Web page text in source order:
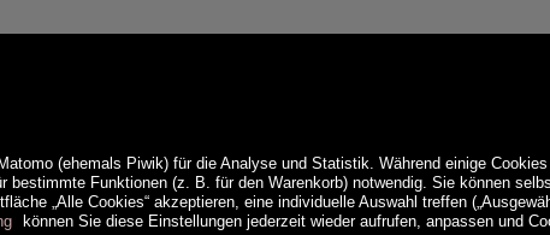
(ehemals Piwik) für die Analyse und Statistik. Während einige
bestimmte Funktionen (z. B. für den Warenkorb) notwendig. Sie können
„Alle Cookies“ akzeptieren, eine individuelle Auswahl treffen
können Sie diese Einstellungen jederzeit wieder aufrufen, anpassen und